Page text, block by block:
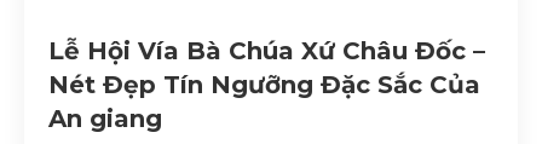
Lễ Hội Vía Bà Chúa Xứ Châu Đốc –
Nét Đẹp Tín Ngưỡng Đặc Sắc Của
An giang